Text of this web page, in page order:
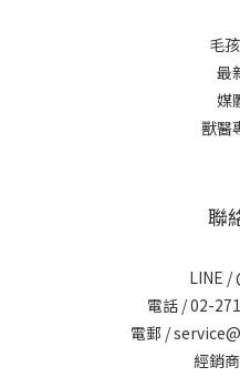
毛
最
媒
獸醫
聯
LINE /
電話 / 02-
電郵 /
經銷